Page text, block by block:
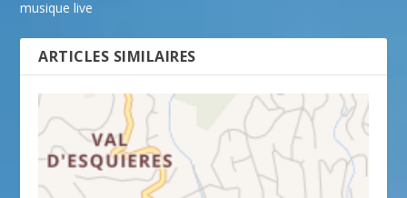
musique live
ARTICLES SIMILAIRES